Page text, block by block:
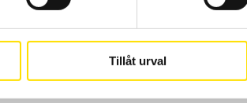
Tillåt urval